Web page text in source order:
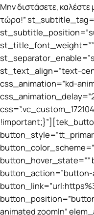
Μην διστάσετε, καλέστε
τώρα!”
st_title_font_weight=””
st_text_align=”text-
css_animation=”kd-
button_hover_state=””
button_action=”button-
animated zoomIn”